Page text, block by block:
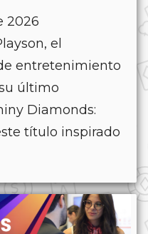
2026
el
entretenimiento
último
Diamonds:
título inspirado